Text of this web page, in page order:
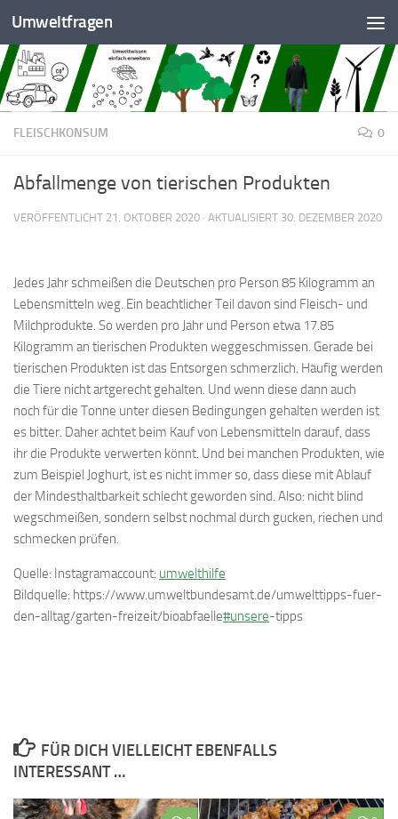
Zum Inhalt springen
Umweltfragen
FLEISCHKONSUM 0
Abfallmenge von tierischen Produkten
VERÖFFENTLICHT 21. OKTOBER 2020 · AKTUALISIERT 30. DEZEMBER 2020
Jedes Jahr schmeißen die Deutschen pro Person 85 Kilogramm an
Lebensmitteln weg. Ein beachtlicher Teil davon sind Fleisch- und
Milchprodukte. So werden pro Jahr und Person etwa 17.85
Kilogramm an tierischen Produkten weggeschmissen. Gerade bei
tierischen Produkten ist das Entsorgen schmerzlich. Häufig werden
die Tiere nicht artgerecht gehalten. Und wenn diese dann auch
noch für die Tonne unter diesen Bedingungen gehalten werden ist
es bitter. Daher achtet beim Kauf von Lebensmitteln darauf, dass
ihr die Produkte verwerten könnt. Und bei manchen Produkten, wie
zum Beispiel Joghurt, ist es nicht immer so, dass diese mit Ablauf
der Mindesthaltbarkeit schlecht geworden sind. Also: nicht blind
wegschmeißen, sondern selbst nochmal durch gucken, riechen und
schmecken prüfen.
Quelle: Instagramaccount: umwelthilfe
Bildquelle: https://www.umweltbundesamt.de/umwelttipps-fuer-
den-alltag/garten-freizeit/bioabfaelle#unsere-tipps
FÜR DICH VIELLEICHT EBENFALLS
INTERESSANT …